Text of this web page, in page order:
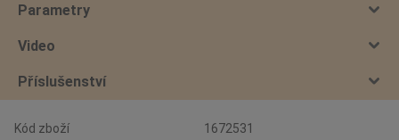
Parametry
Video
Příslušenství
Kód zboží
1672531